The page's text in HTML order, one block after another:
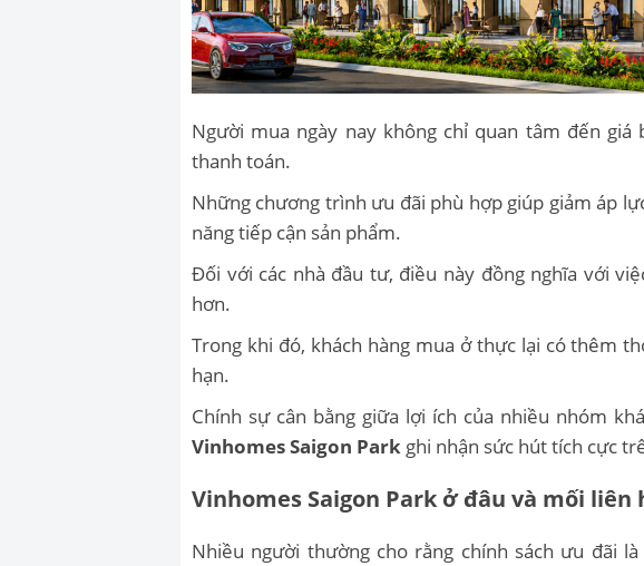
Người mua ngày nay không chỉ quan tâm đến
thanh toán.
Những chương trình ưu đãi phù hợp giúp giảm áp
năng tiếp cận sản phẩm.
Đối với các nhà đầu tư, điều này đồng nghĩa với
hơn.
Trong khi đó, khách hàng mua ở thực lại có thêm
hạn.
Chính sự cân bằng giữa lợi ích của nhiều nhóm
Vinhomes Saigon Park ghi nhận sức hút tích cực
Vinhomes Saigon Park ở đâu và mối
Nhiều người thường cho rằng chính sách ưu đãi